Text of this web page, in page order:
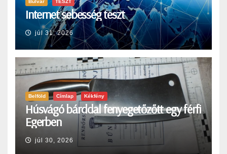
Bulvár TESZT
Internet sebesség teszt
júl 31, 2026
Belföld Címlap Kékfény
Húsvágó bárddal fenyegetőzőtt egy férfi
Egerben
júl 30, 2026